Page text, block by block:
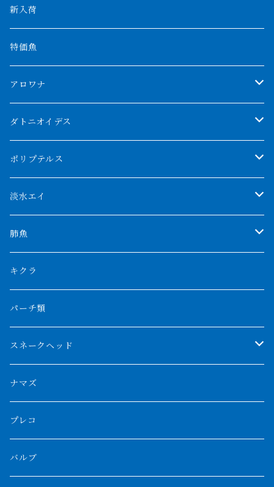
新入荷
特価魚
アロワナ
クンパイ
アブソリュートレッド
AGUS スーパーレッドF4
特殊アロワナ
厳選 過背金龍
フルゴールデンクロスバック
ブルーベースクロスバック
BILLY-KENオリジナルブランド紅龍
チョッパーレッド
ブルレッド
その他アジアアロワナ
特殊個体
紅龍
シルバーアロワナ
ブラックアロワナ
ノーザンバラムンディ
ダトニオイデス
シャムタイガー
特殊ダトニオ
ダトニオプラスワン
リアルバンド
フォークバンド
フォーバータイガー
メニーバータイガー
ニューギニアダトニオ
ポリプテルス
モンスターポリプ
特殊ポリプ
プラチナ個体
ショート個体
ハイブリッドポリプ
エンドリケリー
ギニア
ナイジェリア
ナイルビチャー
ナポレオンビチャー
バロ川
ビキールビキール
トゥルカナ湖
オモ川
タンガニーカビチャー
アンソルギー
淡水エイ
シナガワダイヤ
ダイヤモンドポルカ
クロコダイル
その他淡水エイ
肺魚
ネオケラ
その他肺魚
キクラ
パーチ類
スネークヘッド
チャンナバルカ
大型スネークヘッド
中型スネークヘッド
ナマズ
プレコ
バルブ